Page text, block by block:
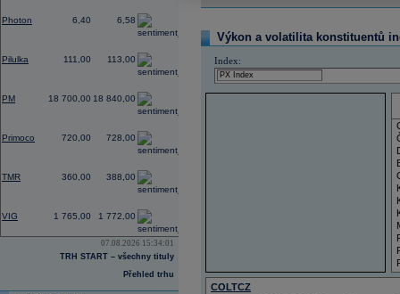
Photon 6,40 6,58
-3,03
Pilulka 111,00 113,00
0,00
PM 18 700,00 18 840,00
Primoco 720,00 728,00
TMR 360,00 388,00
VIG 1 765,00 1 772,00
07.08.2026 15:34:01
TRH START – všechny tituly
Přehled trhu
Výkon a volatilita konstituentů
Index:
COLTCZ